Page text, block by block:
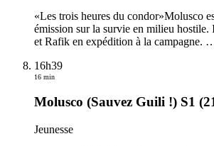
«Les trois heures du condor»Molusco
émission sur la survie en milieu hostile.
et Rafik en expédition à la campagne.
16h39
16 min
Molusco (Sauvez Guili !) S1
Jeunesse